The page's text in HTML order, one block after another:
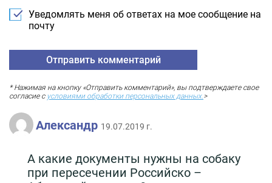
Уведомлять меня об ответах на мое сообщение на
почту
* Нажимая на кнопку «Отправить комментарий», вы подтверждаете свое
согласие с условиями обработки персональных данных.>
Александр 19.07.2019 г.
А какие документы нужны на собаку
при пересечении Российско –